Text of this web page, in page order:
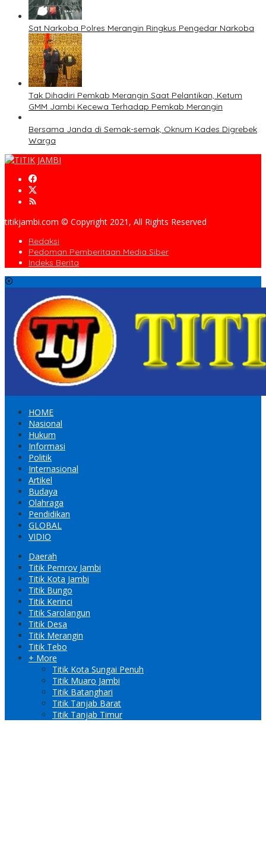
Sat Narkoba Polres Merangin Ringkus Pengedar Narkoba
Tak Dihadiri Pemkab Merangin Saat Pelantikan, Ketum
GMM Jambi Kecewa Terhadap Pemkab Merangin
Bersama Janda di Semak-semak, Oknum Kades Digrebek
Warga
titikjambi.com © Copyright 2021, All Rights Reserved
Redaksi
Pedoman Pemberitaan Media Siber
Indeks Berita
HOME
Nasional
Hukum
Informasi
Politik
Internasional
Artikel
Budaya
Olahraga
Pendidikan
GLOBAL
VIDIO
Daerah
Titik Pemrov Jambi
Titik Kota Jambi
Titik Bungo
Titik Kerinci
Titik Sarolangun
Titik Desa
Titik Merangin
Titik Tebo
+ More
Titik Kota Sungai Penuh
Titik Muaro Jambi
Titik Batanghari
Titik Tanjab Barat
Titik Tanjab Timur